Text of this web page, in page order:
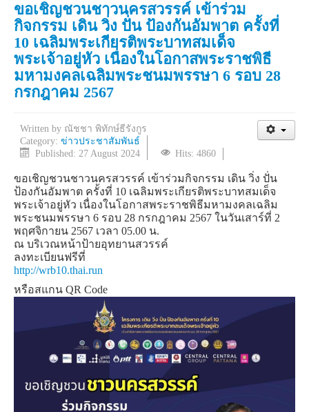
ขอเชิญชวนชาวนครสวรรค์ เข้าร่วม
กิจกรรม เดิน วิ่ง ปั่น ป้องกันอัมพาต ครั้งที่
10 เฉลิมพระเกียรติพระบาทสมเด็จ
พระเจ้าอยู่หัว เนื่องในโอกาสพระราชพิธี
มหามงคลเฉลิมพระชนมพรรษา 6 รอบ 28
กรกฎาคม 2567
Written by ณัชชา พิทักษ์ธีรังกูร
Category: ข่าวประชาสัมพันธ์
Published: 27 August 2024
Hits: 4860
ขอเชิญชวนชาวนครสวรรค์ เข้าร่วมกิจกรรม เดิน วิ่ง ปั่น
ป้องกันอัมพาต ครั้งที่ 10 เฉลิมพระเกียรติพระบาทสมเด็จ
พระเจ้าอยู่หัว เนื่องในโอกาสพระราชพิธีมหามงคลเฉลิม
พระชนมพรรษา 6 รอบ 28 กรกฎาคม 2567 ในวันเสาร์ที่ 2
พฤศจิกายน 2567 เวลา 05.00 น.
ณ บริเวณหน้าป้ายอุทยานสวรรค์
ลงทะเบียนฟรีที่
http://wrb10.thai.run
หรือสแกน QR Code